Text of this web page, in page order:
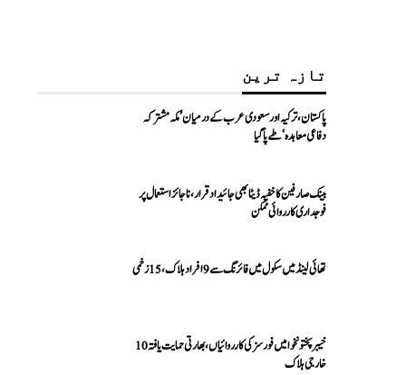
تازہ ترین
پاکستان، ترکیہ اور سعودی عرب کے درمیان ’مکہ مشترکہ
دفاعی معاہدہ‘ طے پا گیا
بینک صارفین کا خفیہ ڈیٹا بھی جائیداد قرار، ناجائز استعمال پر
فوجداری کارروائی ممکن
تھائی لینڈ میں سکول میں فائرنگ سے 9 افراد ہلاک، 15 زخمی
خیبرپختونخوا میں فورسز کی کارروائیاں، بھارتی حمایت یافتہ 10
خارجی ہلاک